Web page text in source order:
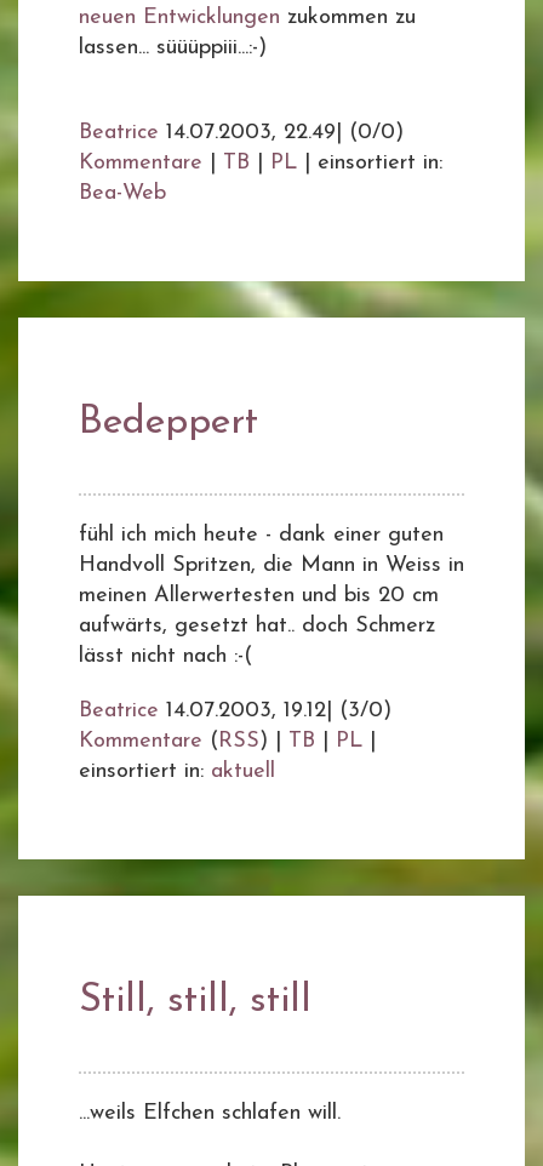
neuen Entwicklungen zukommen zu
lassen... süüüppiii...:-)
Beatrice 14.07.2003, 22.49
(0/0)
Kommentare
TB PL
einsortiert in:
Bea-Web
Bedeppert
fühl ich mich heute - dank einer guten
Handvoll Spritzen, die Mann in Weiss in
meinen Allerwertesten und bis 20 cm
aufwärts, gesetzt hat.. doch Schmerz
lässt nicht nach :-(
Beatrice 14.07.2003, 19.12
(3/0)
Kommentare (RSS) | TB PL
einsortiert in: aktuell
Still, still, still
...weils Elfchen schlafen will.